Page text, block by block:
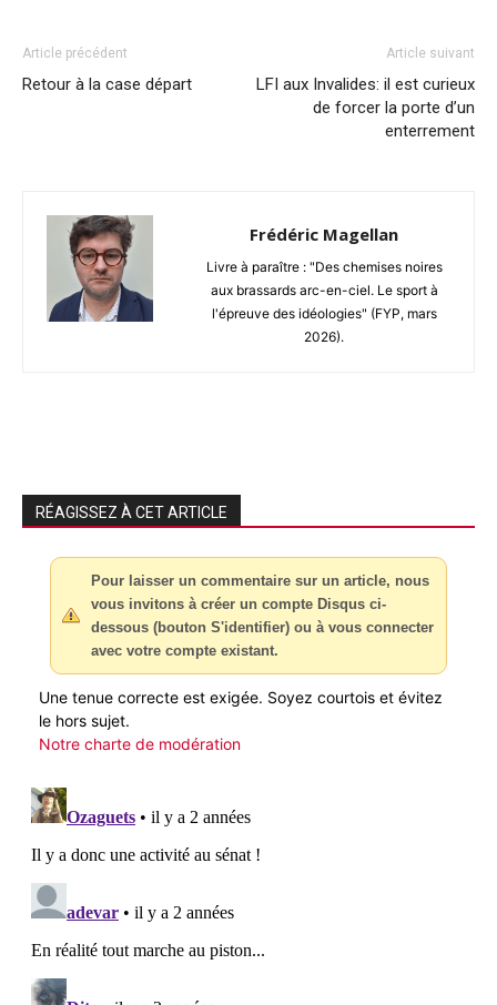
Article précédent
Retour à la case départ
Article suivant
LFI aux Invalides: il est curieux
de forcer la porte d’un
enterrement
Frédéric Magellan
Livre à paraître : "Des chemises noires
aux brassards arc-en-ciel. Le sport à
l'épreuve des idéologies" (FYP, mars
2026).
RÉAGISSEZ À CET ARTICLE
Pour laisser un commentaire sur un article, nous
vous invitons à créer un compte Disqus ci-
dessous (bouton S'identifier) ou à vous connecter
avec votre compte existant.
Une tenue correcte est exigée. Soyez courtois et évitez
le hors sujet.
Notre charte de modération